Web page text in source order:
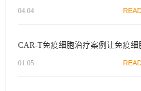
04.04
CAR-T免疫细胞​治疗案例让免疫细
词！
01.05